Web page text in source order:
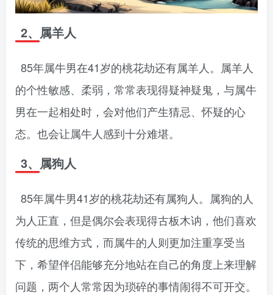
2、属羊人
85年属牛男在41岁的桃花劫还有属羊人。属羊人
的个性敏感、柔弱，常常表现得疑神疑鬼，与属牛
男在一起相处时，会对他们产生猜忌、怀疑的心
态。也会让属牛人感到十分难堪。
3、属狗人
85年属牛男41岁的桃花劫还有属狗人。属狗的人
为人正直，但是偶尔会表现得古板木讷，他们喜欢
传统的思维方式，而属牛的人则更加注重享受当
下，希望伴侣能够充分地站在自己的角度上来理解
问题，两个人常常因为琐碎的事情闹得不可开交。